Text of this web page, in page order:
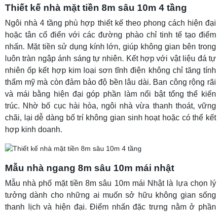
Thiết kế nhà mặt tiền 8m sâu 10m 4 tầng
Ngôi nhà 4 tầng phù hợp thiết kế theo phong cách hiện đại
hoặc tân cổ điển với các đường phào chỉ tinh tế tạo điểm
nhấn. Mặt tiền sử dụng kính lớn, giúp không gian bên trong
luôn tràn ngập ánh sáng tự nhiên. Kết hợp với vật liệu đá tự
nhiên ốp kết hợp kim loại sơn tĩnh điện không chỉ tăng tính
thẩm mỹ mà còn đảm bảo độ bền lâu dài. Ban công rộng rãi
và mái bằng hiện đại góp phần làm nổi bật tổng thể kiến
trúc. Nhờ bố cục hài hòa, ngôi nhà vừa thanh thoát, vững
chãi, lại dễ dàng bố trí không gian sinh hoạt hoặc có thể kết
hợp kinh doanh.
Mẫu nhà ngang 8m sâu 10m mái nhật
Mẫu nhà phố mặt tiền 8m sâu 10m mái Nhật là lựa chọn lý
tưởng dành cho những ai muốn sở hữu không gian sống
thanh lịch và hiện đại. Điểm nhấn đặc trưng nằm ở phần